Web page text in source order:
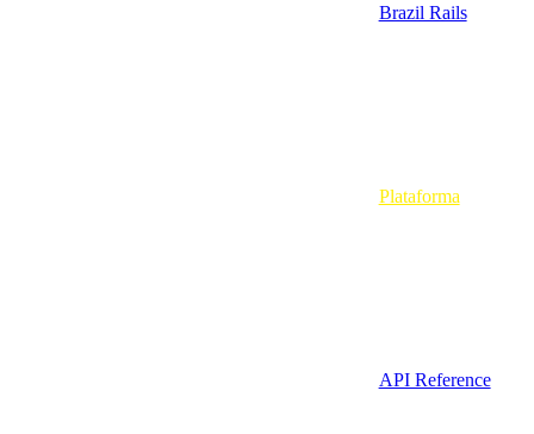
Brazil Rails
Plataforma
API Reference